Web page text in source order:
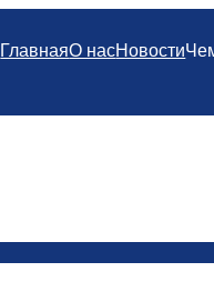
ГлавнаяО насНовости